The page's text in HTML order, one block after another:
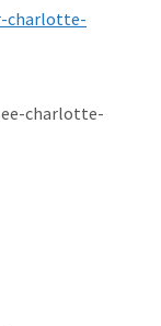
charlotte-
charlotte-